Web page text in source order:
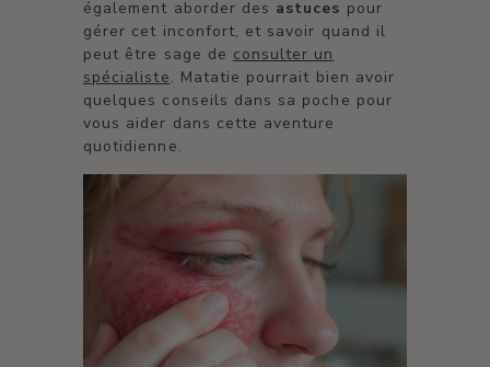
également aborder des astuces pour
gérer cet inconfort, et savoir quand il
peut être sage de consulter un
spécialiste. Matatie pourrait bien avoir
quelques conseils dans sa poche pour
vous aider dans cette aventure
quotidienne.